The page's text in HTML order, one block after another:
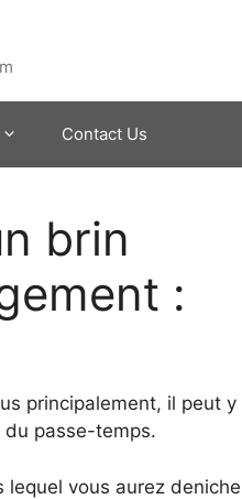
Contact Us
brin
:
principalement, il peut
du passe-temps.
vous aurez